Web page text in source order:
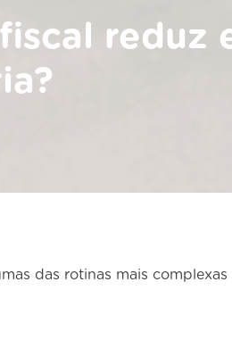
reduz
das rotinas mais complexas